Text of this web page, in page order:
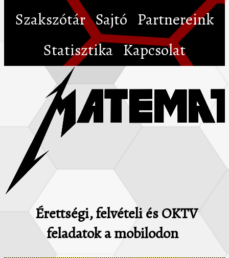
Szakszótár Sajtó Partnereink
Statisztika Kapcsolat
Érettségi, felvételi és OKTV
feladatok a mobilodon